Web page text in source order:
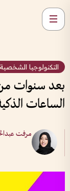
التكنولوجيا الشخصية
بعد سنوات
الساعات
مرفت